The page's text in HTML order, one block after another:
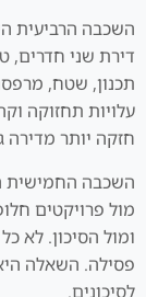
השכבה הרביעית
דירת שני חדרים,
תכנון, שטח,
עלויות תחזוקה
חזקה יותר מדירה
השכבה החמישית
מול פרויקטים
ומול הסיכון. לא
פסילה. השאלה
לסיכונים.